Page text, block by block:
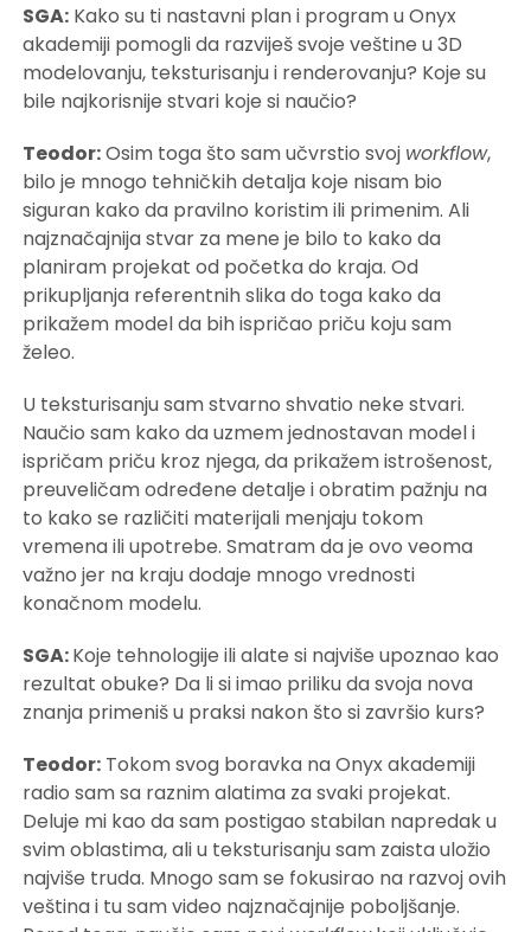
SGA: Kako su ti nastavni plan i program u Onyx
akademiji pomogli da razviješ svoje veštine u 3D
modelovanju, teksturisanju i renderovanju? Koje su
bile najkorisnije stvari koje si naučio?
Teodor:Osim toga što sam učvrstio svoj workflow,
bilo je mnogo tehničkih detalja koje nisam bio
siguran kako da pravilno koristim ili primenim. Ali
najznačajnija stvar za mene je bilo to kako da
planiram projekat od početka do kraja. Od
prikupljanja referentnih slika do toga kako da
prikažem model da bih ispričao priču koju sam
želeo.
U teksturisanju sam stvarno shvatio neke stvari.
Naučio sam kako da uzmem jednostavan model i
ispričam priču kroz njega, da prikažem istrošenost,
preuveličam određene detalje i obratim pažnju na
to kako se različiti materijali menjaju tokom
vremena ili upotrebe. Smatram da je ovo veoma
važno jer na kraju dodaje mnogo vrednosti
konačnom modelu.
SGA:Koje tehnologije ili alate si najviše upoznao kao
rezultat obuke? Da li si imao priliku da svoja nova
znanja primeniš u praksi nakon što si završio kurs?
Teodor: Tokom svog boravka na Onyx akademiji
radio sam sa raznim alatima za svaki projekat.
Deluje mi kao da sam postigao stabilan napredak u
svim oblastima, ali u teksturisanju sam zaista uložio
najviše truda. Mnogo sam se fokusirao na razvoj ovih
veština i tu sam video najznačajnije poboljšanje.